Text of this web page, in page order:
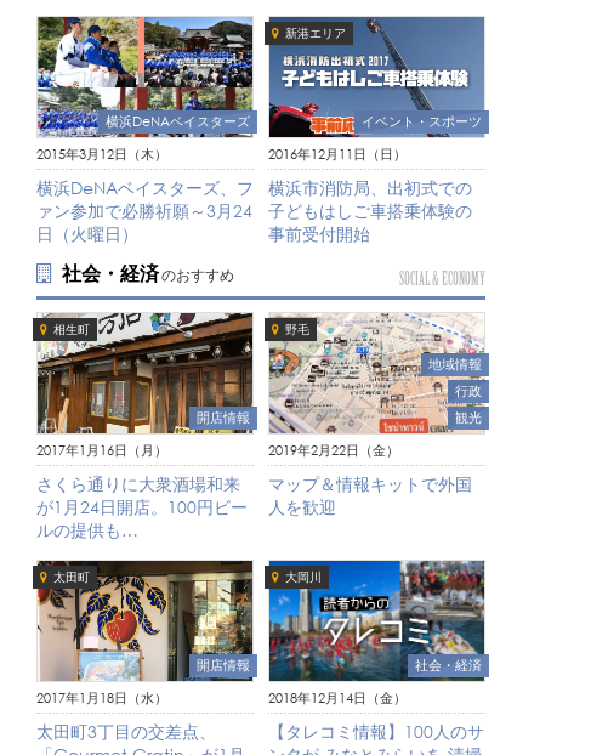
横浜DeNAベイスターズ
2015年3月12日（木）
横浜DeNAベイスターズ、フ
ァン参加で必勝祈願～3月24
日（火曜日）
新港エリア
イベント・スポーツ
2016年12月11日（日）
横浜市消防局、出初式での
子どもはしご車搭乗体験の
事前受付開始
社会・経済のおすすめ SOCIAL & ECONOMY
相生町
開店情報
2017年1月16日（月）
さくら通りに大衆酒場和来
が1月24日開店。100円ビー
ルの提供も…
野毛
地域情報
行政
観光
2019年2月22日（金）
マップ＆情報キットで外国
人を歓迎
太田町
開店情報
2017年1月18日（水）
太田町3丁目の交差点、
大岡川
社会・経済
2018年12月14日（金）
【タレコミ情報】100人のサ